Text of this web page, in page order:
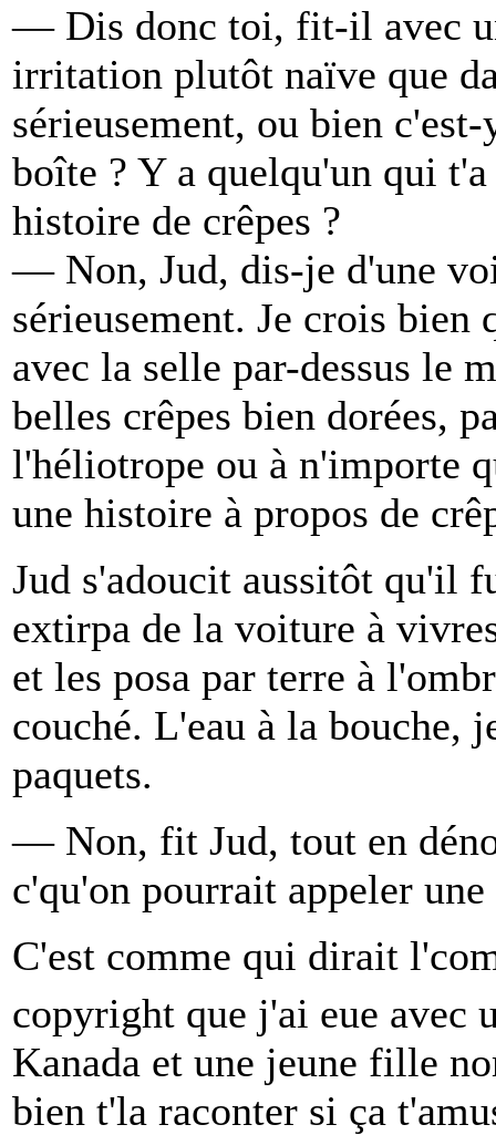
— Dis donc toi, fit-il avec
irritation plutôt naïve que
sérieusement, ou bien
boîte ? Y a quelqu'un qui
histoire de crêpes ?
— Non, Jud, dis-je d'une
sérieusement. Je crois bien
avec la selle par-dessus le
belles crêpes bien dorées,
l'héliotrope ou à n'importe
une histoire à propos de
Jud s'adoucit aussitôt qu'il
extirpa de la voiture à
et les posa par terre à
couché. L'eau à la bouche,
paquets.
— Non, fit Jud, tout en
c'qu'on pourrait appeler
C'est comme qui dirait
copyright que j'ai eue avec
Kanada et une jeune fille
bien t'la raconter si ça